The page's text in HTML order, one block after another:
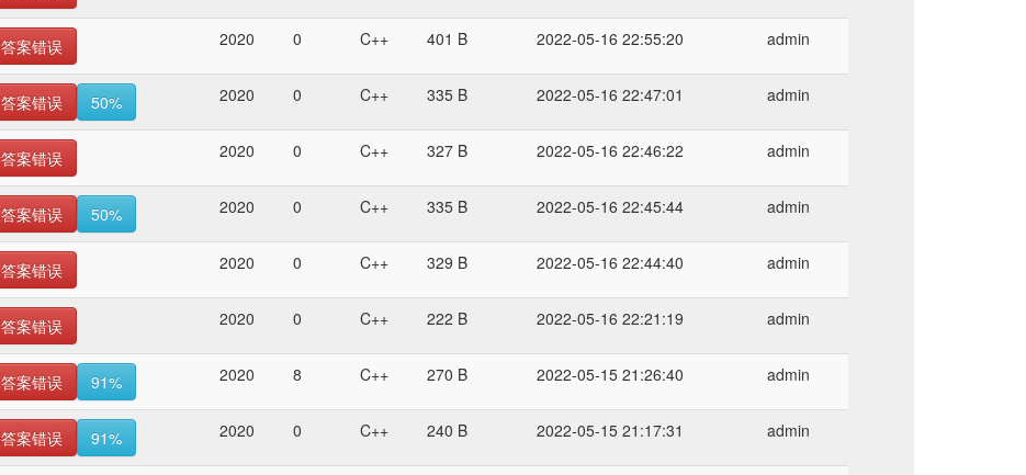
答案错误 2020 0 C++ 401 B 2022-05-16 22:55:20 admin
答案错误 50% 2020 0 C++ 335 B 2022-05-16 22:47:01 admin
答案错误 2020 0 C++ 327 B 2022-05-16 22:46:22 admin
答案错误 50% 2020 0 C++ 335 B 2022-05-16 22:45:44 admin
答案错误 2020 0 C++ 329 B 2022-05-16 22:44:40 admin
答案错误 2020 0 C++ 222 B 2022-05-16 22:21:19 admin
答案错误 91% 2020 8 C++ 270 B 2022-05-15 21:26:40 admin
答案错误 91% 2020 0 C++ 240 B 2022-05-15 21:17:31 admin